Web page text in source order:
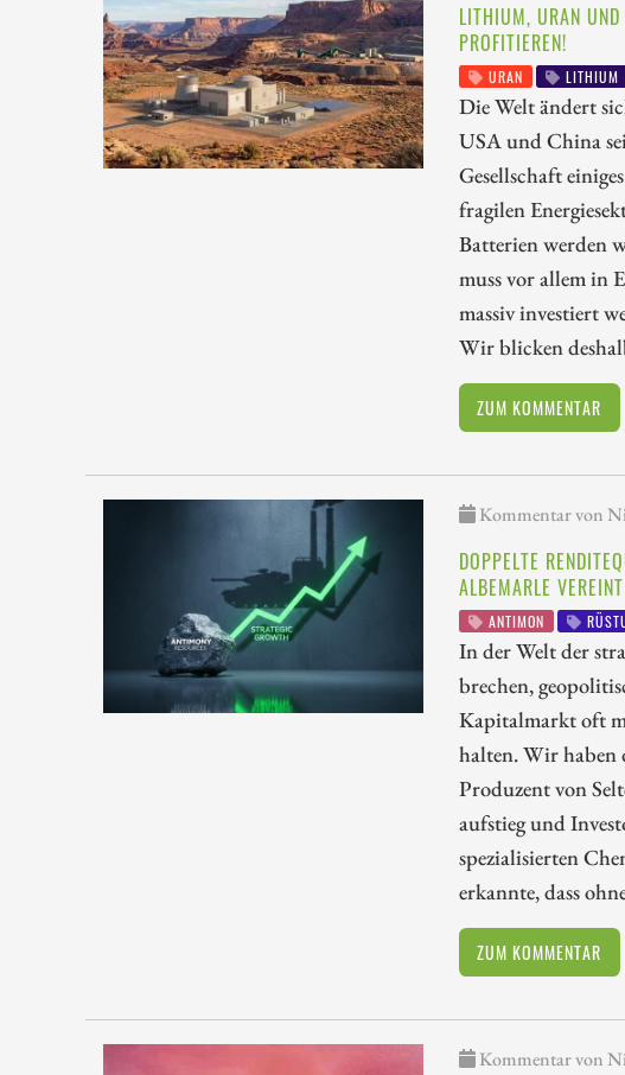
LITHIUM, URAN UND
PROFITIEREN!
URAN LITHIUM
Die Welt ändert
USA und China
Gesellschaft
fragilen
Batterien werden
muss vor allem in
massiv investiert
Wir blicken
ZUM KOMMENTAR
Kommentar von
DOPPELTE
ALBEMARLE VEREINT
ANTIMON
In der Welt der
brechen,
Kapitalmarkt oft
halten. Wir haben
Produzent von
aufstieg und
spezialisierten
erkannte, dass
ZUM KOMMENTAR
Kommentar von